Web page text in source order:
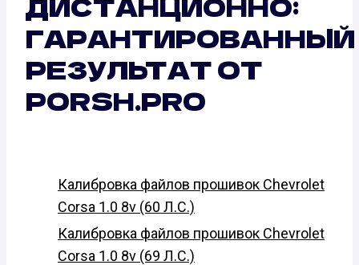
ГАРАНТИРОВАННЫЙ
РЕЗУЛЬТАТ ОТ
PORSH.PRO
Калибровка файлов прошивок Chevrolet
Corsa 1.0 8v (60 Л.С.)
Калибровка файлов прошивок Chevrolet
Corsa 1.0 8v (69 Л.С.)